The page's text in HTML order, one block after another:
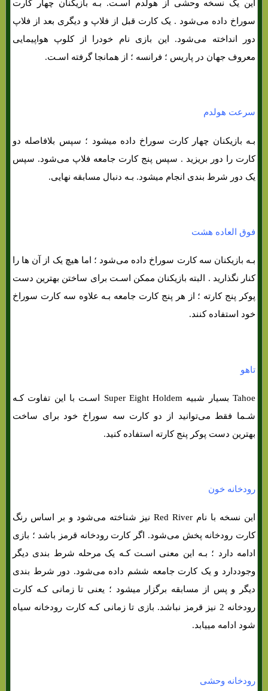
این یک نسخه وحشی از هولدم اسـت. بـه بازیکنان چهار کارت
سوراخ داده می‌شود . یک کارت قبل از فلاپ و دیگری بعد از فلاپ
دور انداخته می‌شود. این بازی نام خودرا از کلوپ هواپیمایی
معروف جهان در پاریس ؛ فرانسه ؛ از همانجا گرفته اسـت.
سرعت هولدم
بـه بازیکنان چهار کارت سوراخ داده میشود ؛ سپس بلافاصله دو
کارت را دور بریزید . سپس پنج کارت جامعه فلاپ می‌شود. سپس
یک دور شرط بندی انجام میشود. بـه دنبال مسابقه نهایی.
فوق العاده هشت
بـه بازیکنان سه کارت سوراخ داده می‌شود ؛ اما هیچ یک از آن ها را
کنار نگذارید . البته بازیکنان ممکن اسـت برای ساختن بهترین دست
پوکر پنج کارته ؛ از هر پنج کارت جامعه بـه علاوه سه کارت سوراخ
خود استفاده کنند.
تاهو
Tahoe بسیار شبیه Super Eight Holdem اسـت با این تفاوت کـه
شـما فقط می‌توانید از دو کارت سه سوراخ خود برای ساخت
بهترین دست پوکر پنج کارته استفاده کنید.
رودخانه خون
این نسخه با نام Red River نیز شناخته می‌شود و بر اساس رنگ
کارت رودخانه پخش می‌شود. اگر کارت رودخانه قرمز باشد ؛ بازی
ادامه دارد ؛ بـه این معنی اسـت کـه یک مرحله شرط بندی دیگر
وجوددارد و یک کارت جامعه ششم داده می‌شود. دور شرط بندی
دیگر و پس از مسابقه برگزار میشود ؛ یعنی تا زمانی کـه کارت
رودخانه 2 نیز قرمز نباشد. بازی تا زمانی کـه کارت رودخانه سیاه
شود ادامه مییابد.
رودخانه وحشی